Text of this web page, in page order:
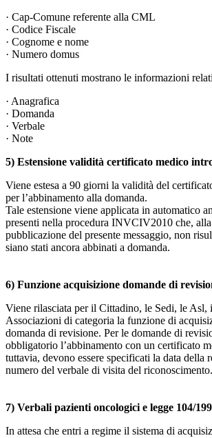
· Cap-Comune referente alla CML
· Codice Fiscale
· Cognome e nome
· Numero domus
I risultati ottenuti mostrano le informazioni
· Anagrafica
· Domanda
· Verbale
· Note
5) Estensione validità certificato medico
Viene estesa a 90 giorni la validità del
per l’abbinamento alla domanda.
Tale estensione viene applicata in automatico
presenti nella procedura INVCIV2010 che,
pubblicazione del presente messaggio, non
siano stati ancora abbinati a domanda.
6) Funzione acquisizione domande di
Viene rilasciata per il Cittadino, le Sedi, le Asl,
Associazioni di categoria la funzione di
domanda di revisione. Per le domande di
obbligatorio l’abbinamento con un certificato
tuttavia, devono essere specificati la data della
numero del verbale di visita del riconoscimento.
7) Verbali pazienti oncologici e legge 104/
In attesa che entri a regime il sistema di